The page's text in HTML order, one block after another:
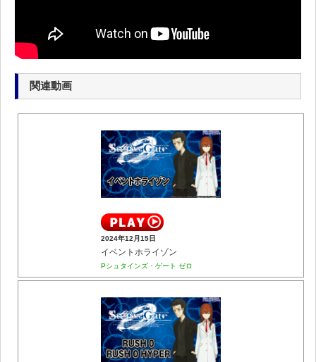
関連動画
2024年12月15日
イベントホライゾン
Pシュタインズ・ゲート ゼロ